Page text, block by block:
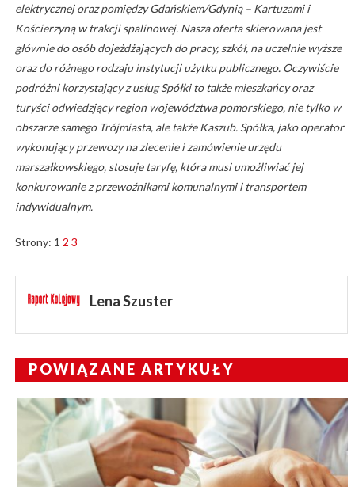
elektrycznej oraz pomiędzy Gdańskiem/Gdynią – Kartuzami i
Kościerzyną w trakcji spalinowej. Nasza oferta skierowana jest
głównie do osób dojeżdżających do pracy, szkół, na uczelnie wyższe
oraz do różnego rodzaju instytucji użytku publicznego. Oczywiście
podróżni korzystający z usług Spółki to także mieszkańcy oraz
turyści odwiedzjący region województwa pomorskiego, nie tylko w
obszarze samego Trójmiasta, ale także Kaszub. Spółka, jako operator
wykonujący przewozy na zlecenie i zamówienie urzędu
marszałkowskiego, stosuje taryfę, która musi umożliwiać jej
konkurowanie z przewoźnikami komunalnymi i transportem
indywidualnym.
Strony: 1 2 3
Lena Szuster
POWIĄZANE ARTYKUŁY